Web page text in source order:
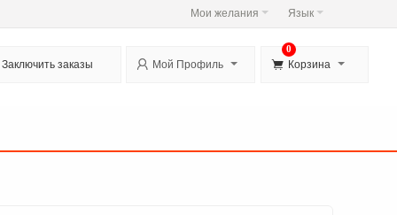
Мои желания Язык
Заключить заказы  Мой Профиль  Корзина
0